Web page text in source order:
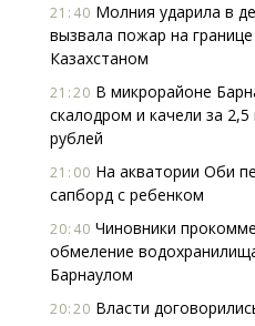
21:40 Молния ударила в
вызвала пожар на границе
Казахстаном
21:20 В микрорайоне
скалодром и качели за
рублей
21:00 На акватории Оби
сапборд с ребенком
20:40 Чиновники
обмеление
Барнаулом
20:20 Власти